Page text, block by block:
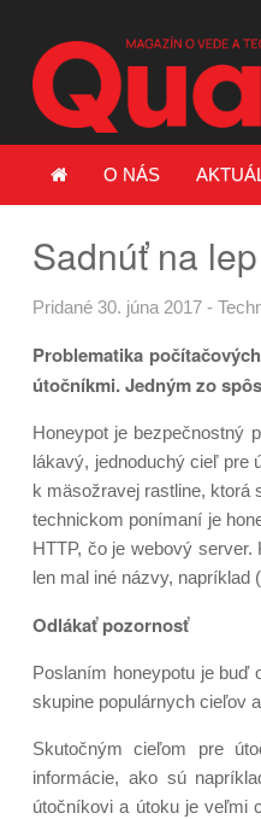
O NÁS
Sadnúť na lep
Pridané 30. júna 2017 -
Problematika
útočníkmi. Jedným zo
Honeypot je bezpečnostný
lákavý, jednoduchý cieľ pre
k mäsožravej rastline, ktorá
technickom ponímaní je
HTTP, čo je webový
len mal iné názvy, napríklad
Odlákať pozornosť
Poslaním honeypotu je buď
skupine populárnych cieľov
Skutočným cieľom pre
informácie, ako sú
útočníkovi a útoku je veľmi